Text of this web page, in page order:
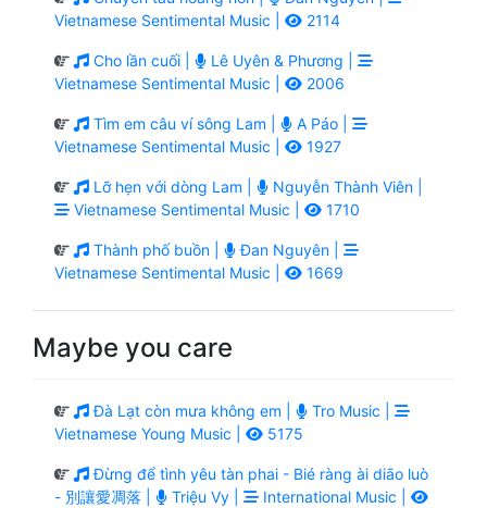
Vietnamese Sentimental Music |
2114
Cho lần cuối |
Lê Uyên & Phương |
Vietnamese Sentimental Music |
2006
Tìm em câu ví sông Lam |
A Páo |
Vietnamese Sentimental Music |
1927
Lỡ hẹn với dòng Lam |
Nguyễn Thành Viên |
Vietnamese Sentimental Music |
1710
Thành phố buồn |
Đan Nguyên |
Vietnamese Sentimental Music |
1669
Maybe you care
Đà Lạt còn mưa không em |
Tro Music |
Vietnamese Young Music |
5175
Đừng để tình yêu tàn phai - Bié ràng ài diāo luò
- 別讓愛凋落 |
Triệu Vy |
International Music |